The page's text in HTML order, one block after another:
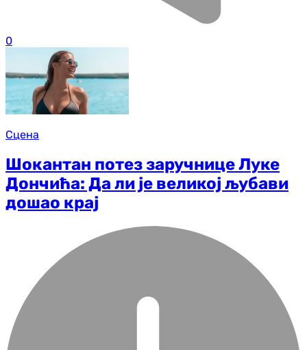
0
Сцена
Шокантан потез заручнице Луке
Дончића: Да ли је великој љубави
дошао крај